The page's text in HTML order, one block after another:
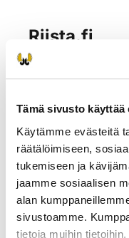
Tämä sivusto käyttää
Käytämme evästeitä
räätälöimiseen,
tukemiseen ja
jaamme sosiaalisen
alan
sivustoamme.
tietoja muihin